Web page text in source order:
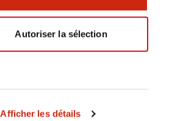
Afficher les détails
Autoriser la sélection
EMEA